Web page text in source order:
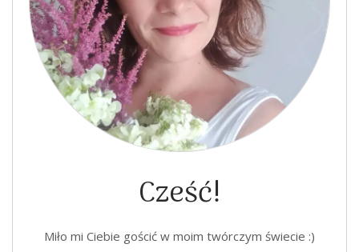
Cześć!
Miło mi Ciebie gościć w moim twórczym świecie :)